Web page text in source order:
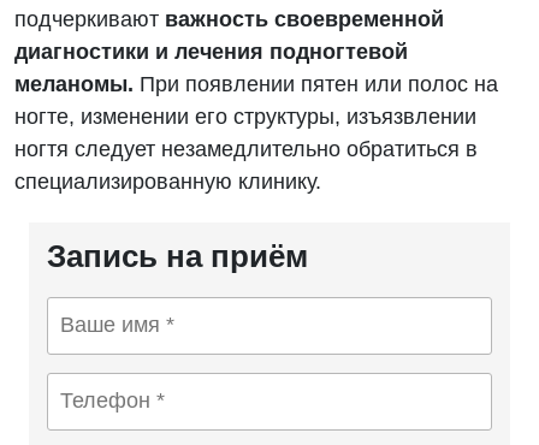
подчеркивают важность своевременной
диагностики и лечения подногтевой
меланомы. При появлении пятен или полос на
ногте, изменении его структуры, изъязвлении
ногтя следует незамедлительно обратиться в
специализированную клинику.
Запись на приём